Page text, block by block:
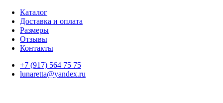
Skip
content
Каталог
Доставка и оплата
Размеры
Отзывы
Контакты
+7 (917) 564 75 75
lunaretta@yandex.ru